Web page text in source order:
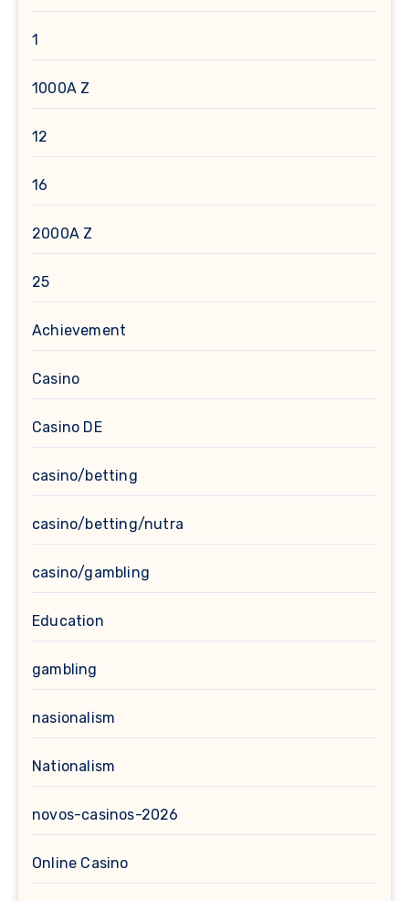
1
1000A Z
12
16
2000A Z
25
Achievement
Casino
Casino DE
casino/betting
casino/betting/nutra
casino/gambling
Education
gambling
nasionalism
Nationalism
novos-casinos-2026
Online Casino